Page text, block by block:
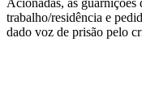
trabalho/residência e
dado voz de prisão pelo